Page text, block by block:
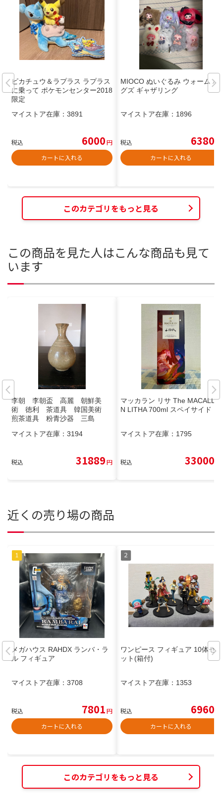
ピカチュウ＆ラプラス ラプラス
に乗って ポケモンセンター2018
限定
マイストア在庫： 3891
税込 6000円
カートに入れる
MIOCO ぬいぐるみ ウォーム ハ
グズ ギャザリング
マイストア在庫： 1896
税込 6380
カートに入れる
このカテゴリをもっと見る
この商品を見た人はこんな商品も見て
います
李朝 李朝盃 高麗 朝鮮美
術 徳利 茶道具 韓国美術
煎茶道具 粉青沙器 三島
マイストア在庫： 3194
税込 31889円
マッカラン リサ The MACALLA
N LITHA 700ml スペイサイド
マイストア在庫： 1795
税込 33000
近くの売り場の商品
メガハウス RAHDX ランバ・ラ
ル フィギュア
マイストア在庫： 3708
税込 7801円
カートに入れる
ワンピース フィギュア 10体セ
ット(箱付)
マイストア在庫： 1353
税込 6960
カートに入れる
このカテゴリをもっと見る